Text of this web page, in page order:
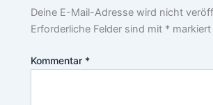
Deine E-Mail-Adresse wird nicht
Erforderliche Felder sind mit * markiert
Kommentar *